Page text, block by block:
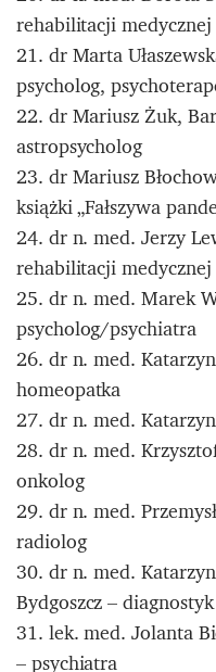
rehabilitacji medycznej
21. dr Marta
psycholog,
22. dr Mariusz Żuk,
astropsycholog
23. dr Mariusz
książki „Fałszywa
24. dr n. med. Jerzy
rehabilitacji medycznej
25. dr n. med. Marek
psycholog/psychiatra
26. dr n. med.
homeopatka
27. dr n. med.
28. dr n. med.
onkolog
29. dr n. med.
radiolog
30. dr n. med.
Bydgoszcz – diagnostyk
31. lek. med. Jolanta
– psychiatra